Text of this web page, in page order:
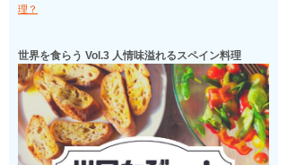
理？
世界を食らう Vol.3 人情味溢れるスペイン料理